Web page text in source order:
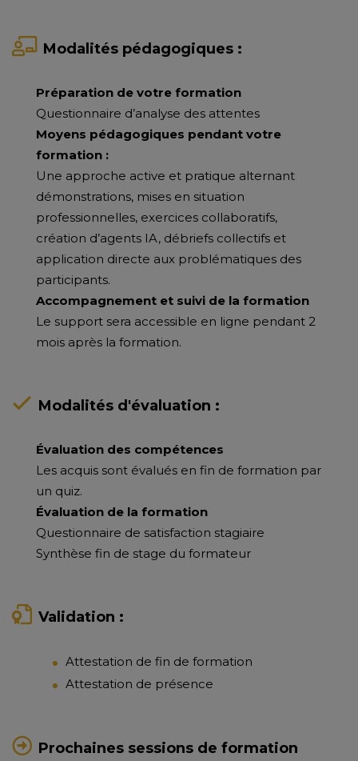
Modalités pédagogiques :
Préparation de votre formation
Questionnaire d’analyse des attentes
Moyens pédagogiques pendant votre
formation :
Une approche active et pratique alternant
démonstrations, mises en situation
professionnelles, exercices collaboratifs,
création d’agents IA, débriefs collectifs et
application directe aux problématiques des
participants.
Accompagnement et suivi de la formation
Le support sera accessible en ligne pendant 2
mois après la formation.
Modalités d'évaluation :
Évaluation des compétences
Les acquis sont évalués en fin de formation par
un quiz.
Évaluation de la formation
Questionnaire de satisfaction stagiaire
Synthèse fin de stage du formateur
Validation :
Attestation de fin de formation
Attestation de présence
Prochaines sessions de formation